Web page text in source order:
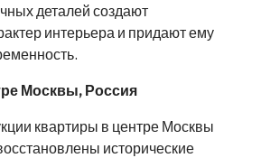
деталей создают
интерьера и придают ему
Москвы, Россия
квартиры в центре Москвы
исторические